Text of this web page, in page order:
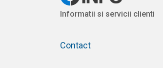
Informatii si servicii clienti
Contact